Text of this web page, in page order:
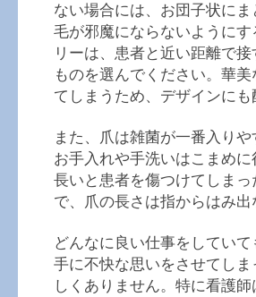
ない場合には、お団子状に
毛が邪魔にならないように
リーは、患者と近い距離で
ものを選んでください。華
てしまうため、デザインにも
また、爪は雑菌が一番入り
お手入れや手洗いはこまめ
長いと患者を傷つけてしま
で、爪の長さは指からはみ
どんなに良い仕事をしてい
手に不快な思いをさせてし
しくありません。特に看護